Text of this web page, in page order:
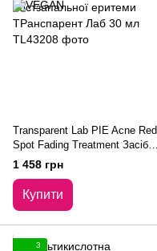
Transparent Lab PIE Acne Red
Spot Fading Treatment Засіб
для лікування постзапальної
еритеми ТРанспарент Лаб 30
мл
1 458 грн
Купити
3